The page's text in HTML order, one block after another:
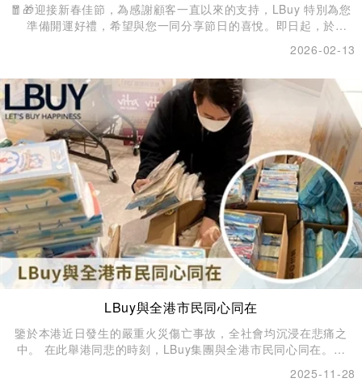
🧧🎁迎接新春佳節，為感謝顧客一直以來的支持，LBuy 特別為您
準備開運好禮，希望與您一同分享節日的喜悅。即日起，於
更輕鬆入手各款過年必備小物！✨門市匯集多款深受歡迎的角色精
氛，或為親友準備賀年心意，都能在此一站選齊、輕鬆滿載而歸，
讓喜悅與祝福加倍呈現 ❤️
2026-02-13
LBuy與全港市民同心同在
鑒於本港近日發生的嚴重火災傷亡事故，全社會均沉浸在悲痛之
中。 在此舉港同悲的時刻，LBuy集團與全港市民同心同在。經
聖誕星耀盛會」將延期舉行，特邀嘉賓何依婷女士亦對安排表示理
2025-11-28